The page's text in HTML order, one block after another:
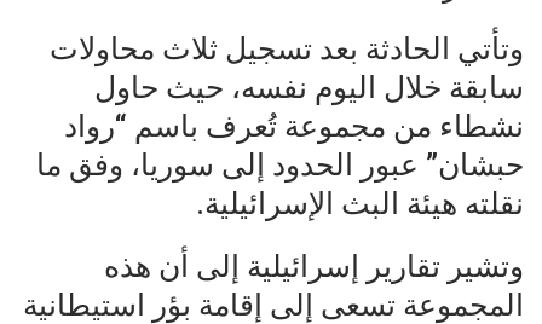
وتأتي الحادثة بعد تسجيل ثلاث محاولات
سابقة خلال اليوم نفسه، حيث حاول
نشطاء من مجموعة تُعرف باسم “رواد
حبشان” عبور الحدود إلى سوريا، وفق ما
نقلته هيئة البث الإسرائيلية.
وتشير تقارير إسرائيلية إلى أن هذه
المجموعة تسعى إلى إقامة بؤر استيطانية